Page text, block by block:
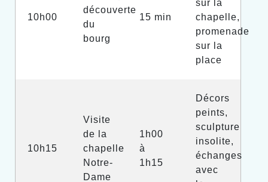
10h00
découverte
du
bourg
15 min
sur la
chapelle,
promenade
sur la
place
10h15
Visite
de la
chapelle
Notre-
Dame
1h00
à
1h15
Décors
peints,
sculpture
insolite,
échanges
avec